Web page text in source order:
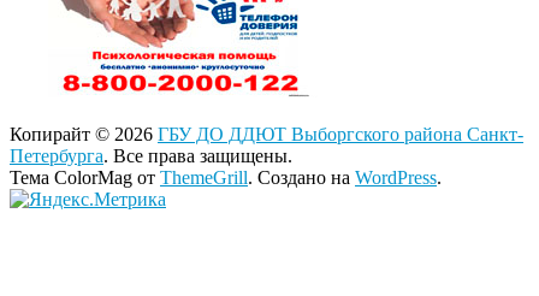
Копирайт © 2026 ГБУ ДО ДДЮТ Выборгского района Санкт-
Петербурга. Все права защищены.
Тема ColorMag от ThemeGrill. Создано на WordPress.